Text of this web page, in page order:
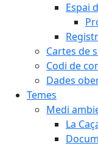
Espai
Cartes de
Codi de
Dades
Temes
Medi
La